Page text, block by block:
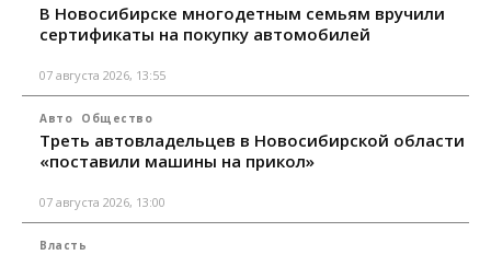
В Новосибирске многодетным семьям вручили
сертификаты на покупку автомобилей
07 августа 2026, 13:55
Авто Общество
Треть автовладельцев в Новосибирской области
«поставили машины на прикол»
07 августа 2026, 13:00
Власть